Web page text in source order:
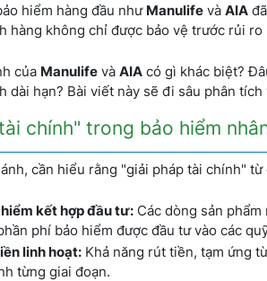
hiểm hàng đầu như Manulife và AIA
hàng không chỉ được bảo vệ trước rủi
của Manulife và AIA có gì khác biệt?
dài hạn? Bài viết này sẽ đi sâu phân
chính" trong bảo hiểm
cần hiểu rằng "giải pháp tài chính"
kết hợp đầu tư: Các dòng sản
phí bảo hiểm được đầu tư vào các
linh hoạt: Khả năng rút tiền, tạm ứng
từng giai đoạn.